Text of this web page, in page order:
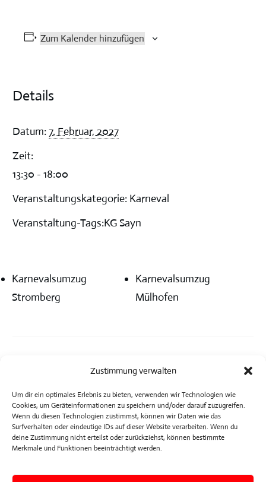
Zustimmung verwalten
Um dir ein optimales Erlebnis zu bieten, verwenden wir Technologien wie
Cookies, um Geräteinformationen zu speichern und/oder darauf zuzugreifen.
Wenn du diesen Technologien zustimmst, können wir Daten wie das
Surfverhalten oder eindeutige IDs auf dieser Website verarbeiten. Wenn du
deine Zustimmung nicht erteilst oder zurückziehst, können bestimmte
Merkmale und Funktionen beeinträchtigt werden.
Zum Kalender hinzufügen
Details
Datum:7. Februar, 2027
Zeit:
13:30 - 18:00
Veranstaltungskategorie: Karneval
Veranstaltung-Tags:KG Sayn
Karnevalsumzug
Stromberg
Karnevalsumzug
Mülhofen